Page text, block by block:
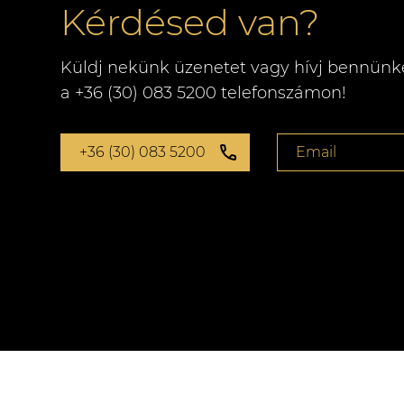
Kérdésed van?
Küldj nekünk üzenetet vagy hívj
a +36 (30) 083 5200 telefonszámon!
+36 (30) 083 5200 Email